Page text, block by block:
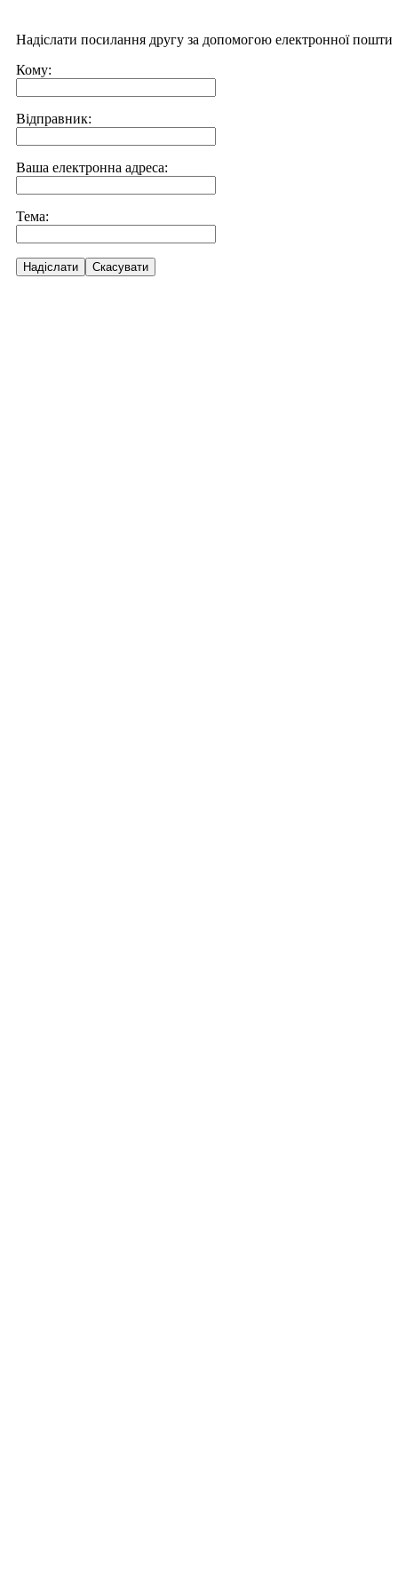
Надіслати посилання другу за допомогою електронної пошти
Кому:
Відправник:
Ваша електронна адреса:
Тема:
Надіслати Скасувати